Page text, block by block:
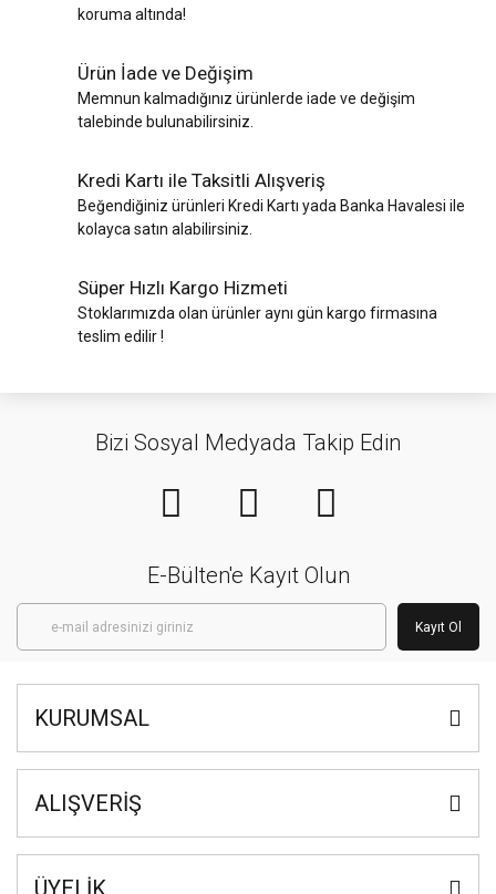
koruma altında!
Ürün İade ve Değişim
Memnun kalmadığınız ürünlerde iade ve değişim
talebinde bulunabilirsiniz.
Kredi Kartı ile Taksitli Alışveriş
Beğendiğiniz ürünleri Kredi Kartı yada Banka Havalesi ile
kolayca satın alabilirsiniz.
Süper Hızlı Kargo Hizmeti
Stoklarımızda olan ürünler aynı gün kargo firmasına
teslim edilir !
Bizi Sosyal Medyada Takip Edin
E-Bülten'e Kayıt Olun
Kayıt Ol
KURUMSAL
ALIŞVERİŞ
ÜYELİK